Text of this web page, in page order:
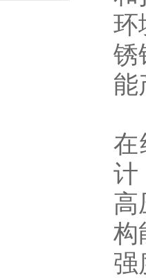
环
锈
能
在
计
高
构
强